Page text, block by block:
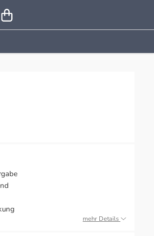
mehr Details